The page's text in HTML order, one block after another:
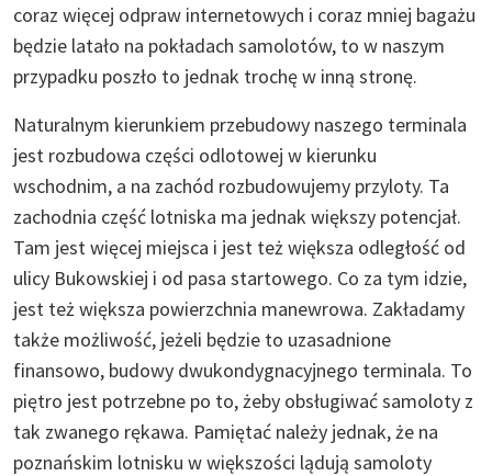
coraz więcej odpraw internetowych i coraz mniej bagażu
będzie latało na pokładach samolotów, to w naszym
przypadku poszło to jednak trochę w inną stronę.
Naturalnym kierunkiem przebudowy naszego terminala
jest rozbudowa części odlotowej w kierunku
wschodnim, a na zachód rozbudowujemy przyloty. Ta
zachodnia część lotniska ma jednak większy potencjał.
Tam jest więcej miejsca i jest też większa odległość od
ulicy Bukowskiej i od pasa startowego. Co za tym idzie,
jest też większa powierzchnia manewrowa. Zakładamy
także możliwość, jeżeli będzie to uzasadnione
finansowo, budowy dwukondygnacyjnego terminala. To
piętro jest potrzebne po to, żeby obsługiwać samoloty z
tak zwanego rękawa. Pamiętać należy jednak, że na
poznańskim lotnisku w większości lądują samoloty